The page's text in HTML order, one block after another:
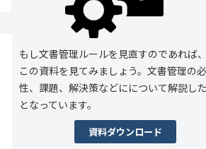
もし文書管理ルールを見直すのであれば
この資料を見てみましょう。文書管理の
性、課題、解決策などにについて解説し
となっています。
資料ダウンロード